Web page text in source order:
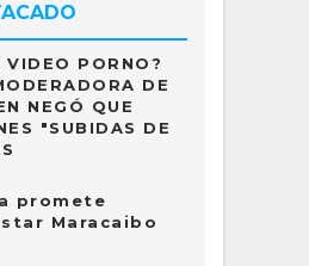
VIDEO PORNO?
DE
NEGÓ QUE
"SUBIDAS DE
promete
Maracaibo